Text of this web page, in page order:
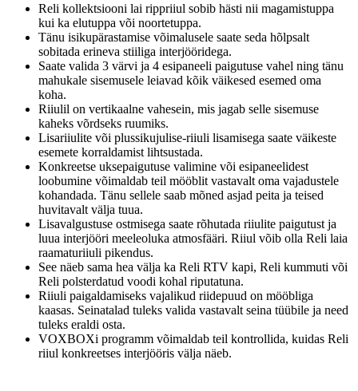
Reli kollektsiooni lai rippriiul sobib hästi nii magamistuppa
kui ka elutuppa või noortetuppa.
Tänu isikupärastamise võimalusele saate seda hõlpsalt
sobitada erineva stiiliga interjööridega.
Saate valida 3 värvi ja 4 esipaneeli paigutuse vahel ning tänu
mahukale sisemusele leiavad kõik väikesed esemed oma
koha.
Riiulil on vertikaalne vahesein, mis jagab selle sisemuse
kaheks võrdseks ruumiks.
Lisariiulite või plussikujulise-riiuli lisamisega saate väikeste
esemete korraldamist lihtsustada.
Konkreetse uksepaigutuse valimine või esipaneelidest
loobumine võimaldab teil mööblit vastavalt oma vajadustele
kohandada. Tänu sellele saab mõned asjad peita ja teised
huvitavalt välja tuua.
Lisavalgustuse ostmisega saate rõhutada riiulite paigutust ja
luua interjööri meeleoluka atmosfääri. Riiul võib olla Reli laia
raamaturiiuli pikendus.
See näeb sama hea välja ka Reli RTV kapi, Reli kummuti või
Reli polsterdatud voodi kohal riputatuna.
Riiuli paigaldamiseks vajalikud riidepuud on mööbliga
kaasas. Seinatalad tuleks valida vastavalt seina tüübile ja need
tuleks eraldi osta.
VOXBOXi programm võimaldab teil kontrollida, kuidas Reli
riiul konkreetses interjööris välja näeb.